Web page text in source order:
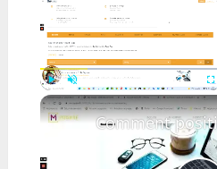
Play Unmute